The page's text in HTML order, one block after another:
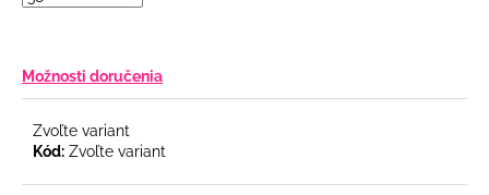
Možnosti doručenia
Zvoľte variant
Kód: Zvoľte variant